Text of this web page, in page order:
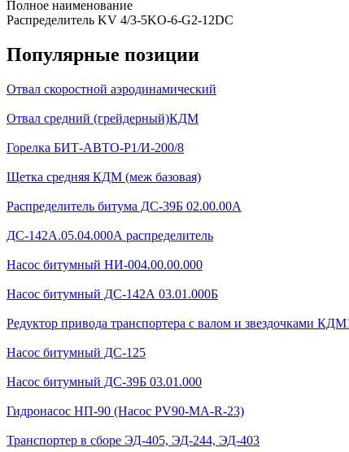
Полное наименование
Распределитель KV 4/3-5KO-6-G2-12DC
Популярные позиции
Отвал скоростной аэродинамический
Отвал средний (грейдерный)КДМ
Горелка БИТ-АВТО-Р1/И-200/8
Щетка средняя КДМ (меж базовая)
Распределитель битума ДС-39Б 02.00.00А
ДС-142А.05.04.000А распределитель
Насос битумный НИ-004.00.00.000
Насос битумный ДС-142А 03.01.000Б
Редуктор привода транспортера с валом и звездочками
Насос битумный ДС-125
Насос битумный ДС-39Б 03.01.000
Гидронасос НП-90 (Насос PV90-MA-R-23)
Транспортер в сборе ЭД-405, ЭД-244, ЭД-403